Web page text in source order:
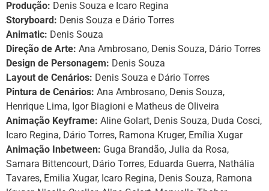
Produção: Denis Souza e Icaro Regina
Storyboard: Denis Souza e Dário Torres
Animatic: Denis Souza
Direção de Arte: Ana Ambrosano, Denis Souza, Dário Torres
Design de Personagem: Denis Souza
Layout de Cenários: Denis Souza e Dário Torres
Pintura de Cenários: Ana Ambrosano, Denis Souza,
Henrique Lima, Igor Biagioni e Matheus de Oliveira
Animação Keyframe: Aline Golart, Denis Souza, Duda Cosci,
Icaro Regina, Dário Torres, Ramona Kruger, Emília Xugar
Animação Inbetween: Guga Brandão, Julia da Rosa,
Samara Bittencourt, Dário Torres, Eduarda Guerra, Nathália
Tavares, Emilia Xugar, Icaro Regina, Denis Souza, Ramona